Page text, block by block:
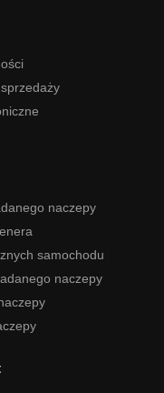
naczepy
samochodu
naczepy